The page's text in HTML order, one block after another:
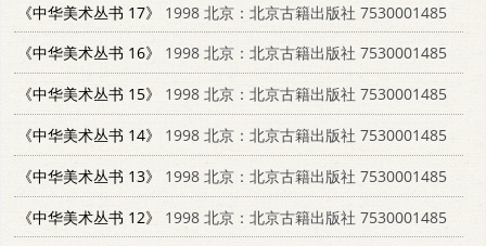
《中华美术丛书 17》
1998 北京：北京古籍出版社 7530001485
《中华美术丛书 16》
1998 北京：北京古籍出版社 7530001485
《中华美术丛书 15》
1998 北京：北京古籍出版社 7530001485
《中华美术丛书 14》
1998 北京：北京古籍出版社 7530001485
《中华美术丛书 13》
1998 北京：北京古籍出版社 7530001485
《中华美术丛书 12》
1998 北京：北京古籍出版社 7530001485